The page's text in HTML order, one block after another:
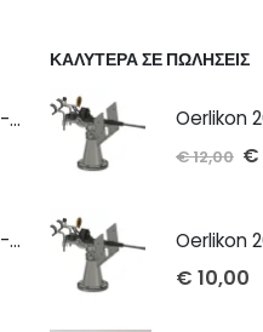
US NAVY CREW 1898-1913 1/232
US NAVY CREW 1898-1913 1/72
ΚΑΛΥΤΕΡΑ ΣΕ ΠΩΛΗΣΕΙΣ
€12,00 €
€ 10,00